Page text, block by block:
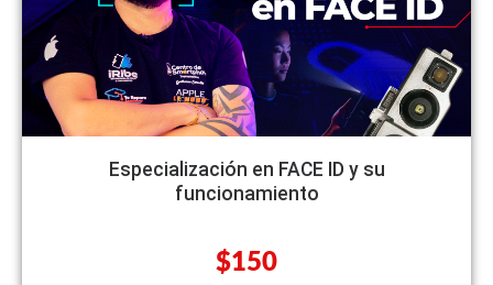
Especialización en FACE ID y su
funcionamiento
$150